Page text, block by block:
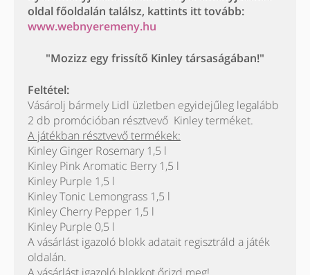
oldal főoldalán találsz, kattints itt tovább:
www.webnyeremeny.hu
"Mozizz egy frissítő Kinley társaságában!"
Feltétel:
Vásárolj bármely Lidl üzletben egyidejűleg legalább
2 db promócióban résztvevő Kinley terméket.
A játékban résztvevő termékek:
Kinley Ginger Rosemary 1,5 l
Kinley Pink Aromatic Berry 1,5 l
Kinley Purple 1,5 l
Kinley Tonic Lemongrass 1,5 l
Kinley Cherry Pepper 1,5 l
Kinley Purple 0,5 l
A vásárlást igazoló blokk adatait regisztráld a játék
oldalán.